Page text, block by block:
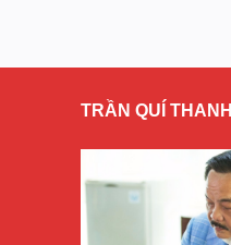
TRẦN QUÍ THANH